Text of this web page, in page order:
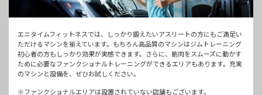
エニタイムフィットネスでは、しっかり鍛えたいアスリートの方にもご満足い
ただけるマシンを揃えています。もちろん高品質のマシンはジムトレーニング
初心者の方もしっかり効果が実感できます。さらに、筋肉をスムーズに動かす
ために必要なファンクショナルトレーニングができるエリアもあります。充実
のマシンと設備を、ぜひお試しください。
※ファンクショナルエリアは設置されていない店舗もございます。